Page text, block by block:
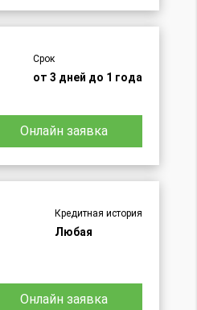
Срок
от 3 дней до 1 года
Онлайн заявка
Кредитная история
Любая
Онлайн заявка